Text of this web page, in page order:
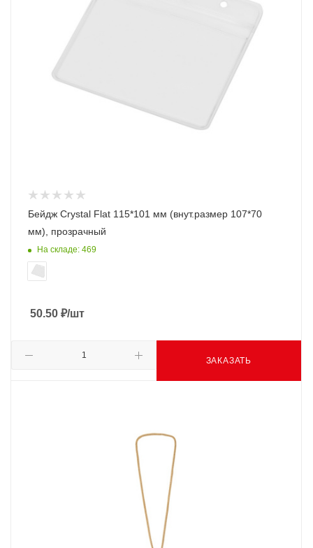
Бейдж Crystal Flat 115*101 мм (внут.размер 107*70
мм), прозрачный
На складе: 469
50.50 ₽/шт
ЗАКАЗАТЬ